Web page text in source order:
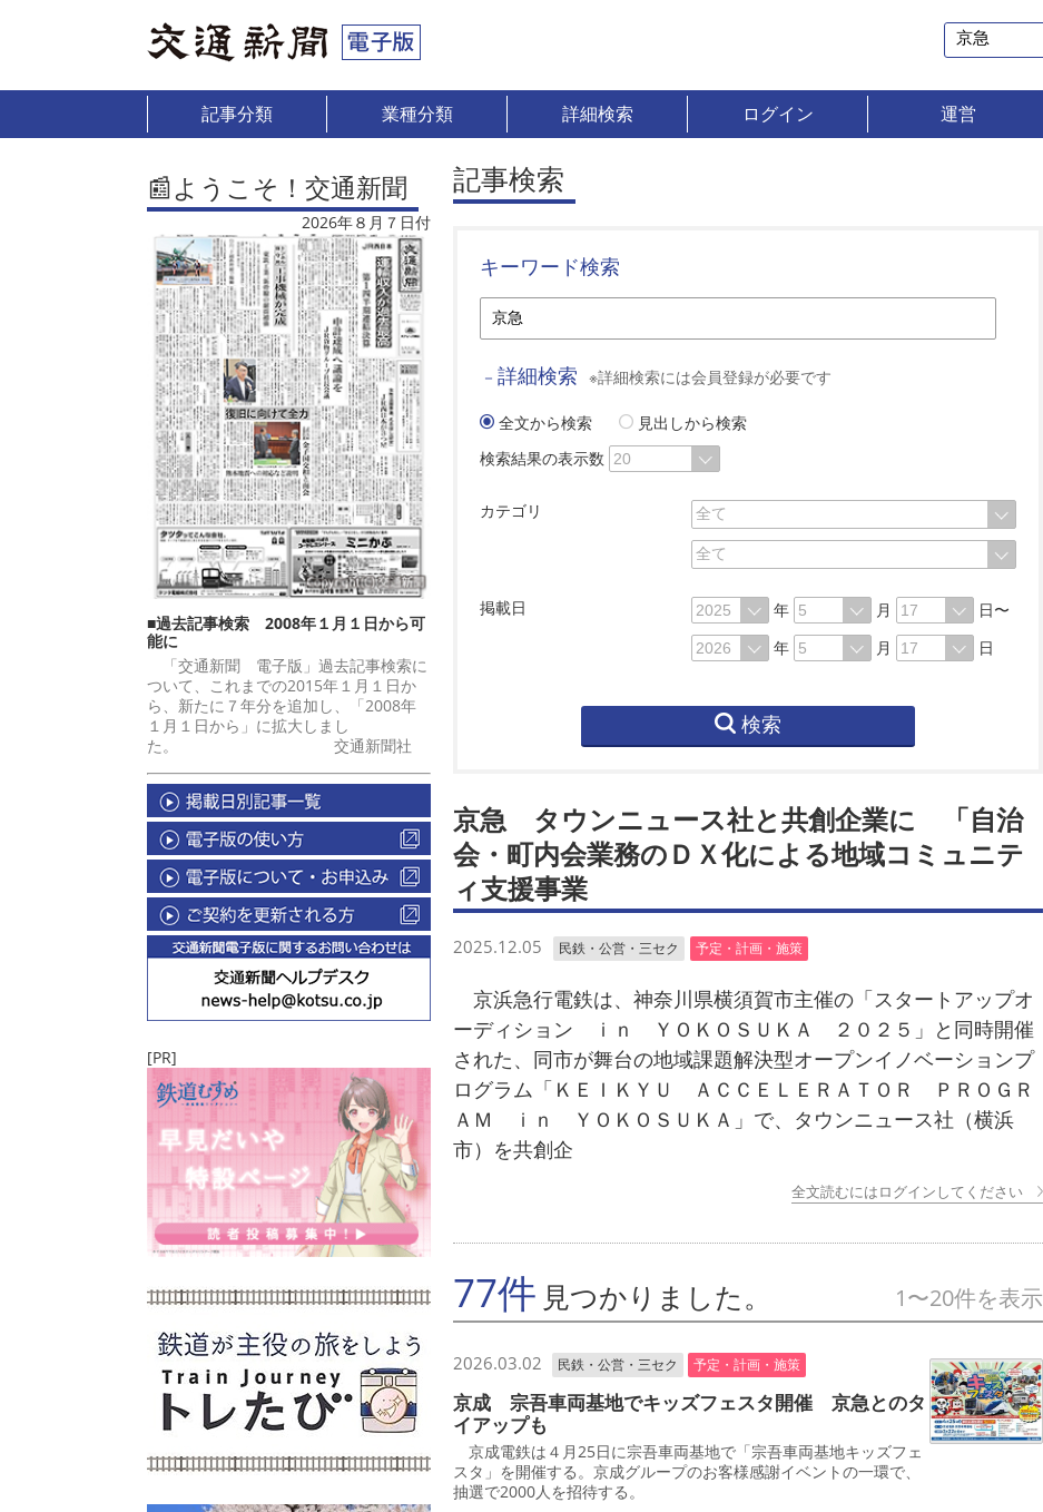
記事分類 業種分類 詳細検索 ログイン 運営
📰ようこそ！交通新聞
2026年８月７日付
■過去記事検索 2008年１月１日から可
能に
「交通新聞 電子版」過去記事検索に
ついて、これまでの2015年１月１日か
ら、新たに７年分を追加し、「2008年
１月１日から」に拡大しまし
た。 交通新聞社
[PR]
記事検索
キーワード検索
－ 詳細検索 ※詳細検索には会員登録が必要です
全文から検索
見出しから検索
検索結果の表示数
カテゴリ
掲載日 年 月
日〜
年
月 日
検索
京急 タウンニュース社と共創企業に 「自治
会・町内会業務のＤＸ化による地域コミュニテ
ィ支援事業
2025.12.05 民鉄・公営・三セク 予定・計画・施策
京浜急行電鉄は、神奈川県横須賀市主催の「スタートアップオ
ーディション ｉｎ ＹＯＫＯＳＵＫＡ ２０２５」と同時開催
された、同市が舞台の地域課題解決型オープンイノベーションプ
ログラム「ＫＥＩＫＹＵ ＡＣＣＥＬＥＲＡＴＯＲ ＰＲＯＧＲ
ＡＭ ｉｎ ＹＯＫＯＳＵＫＡ」で、タウンニュース社（横浜
市）を共創企
全文読むにはログインしてください
77件 見つかりました。 1〜20件を表示
2026.03.02 民鉄・公営・三セク 予定・計画・施策
京成 宗吾車両基地でキッズフェスタ開催 京急とのタ
イアップも
京成電鉄は４月25日に宗吾車両基地で「宗吾車両基地キッズフェ
スタ」を開催する。京成グループのお客様感謝イベントの一環で、
抽選で2000人を招待する。